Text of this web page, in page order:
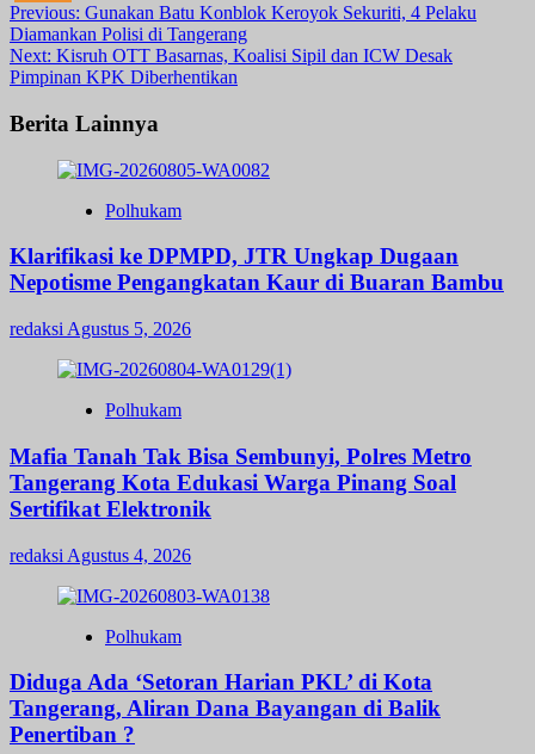
Post
navigation
Previous: Gunakan Batu Konblok Keroyok Sekuriti, 4 Pelaku
Diamankan Polisi di Tangerang
Next: Kisruh OTT Basarnas, Koalisi Sipil dan ICW Desak
Pimpinan KPK Diberhentikan
Berita Lainnya
Polhukam
Klarifikasi ke DPMPD, JTR Ungkap Dugaan
Nepotisme Pengangkatan Kaur di Buaran Bambu
redaksi Agustus 5, 2026
Polhukam
Mafia Tanah Tak Bisa Sembunyi, Polres Metro
Tangerang Kota Edukasi Warga Pinang Soal
Sertifikat Elektronik
redaksi Agustus 4, 2026
Polhukam
Diduga Ada ‘Setoran Harian PKL’ di Kota
Tangerang, Aliran Dana Bayangan di Balik
Penertiban ?